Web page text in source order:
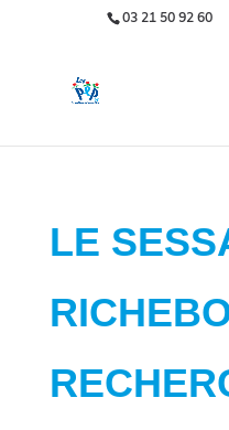
03 21 50 92 60
LE